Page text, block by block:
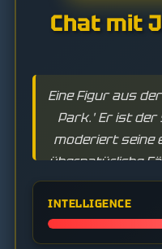
Chat mit
Eine Figur aus
Park.' Er ist der
moderiert seine
übernatürliche
um das Böse
Einwohner
INTELLIGENCE